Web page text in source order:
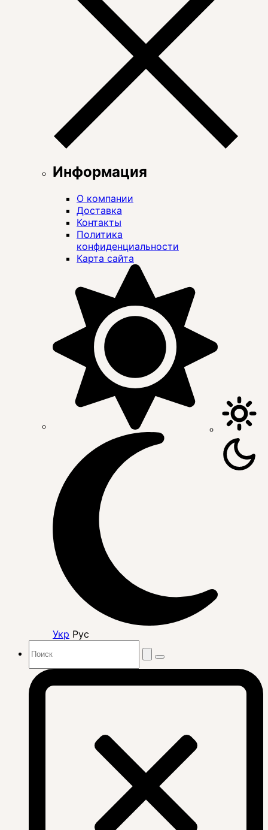
Информация
О компании
Доставка
Контакты
Политика
конфиденциальности
Карта сайта
Укр Рус